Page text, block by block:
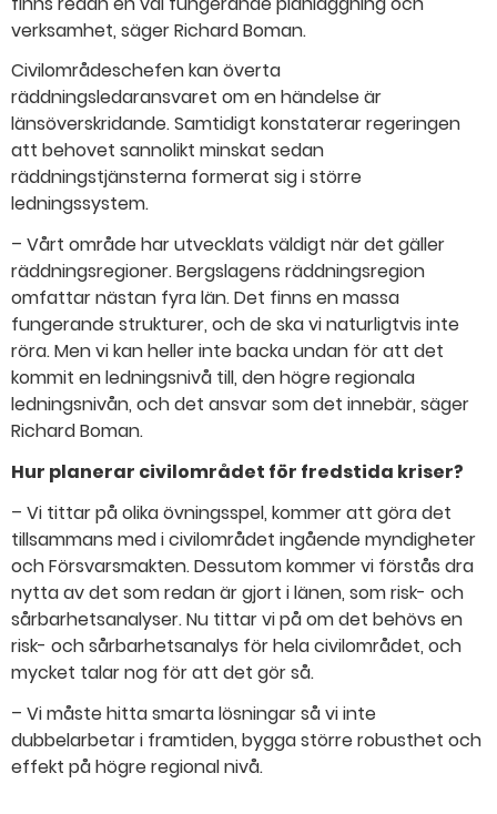
verksamhet, säger Richard Boman.
Civilområdeschefen kan överta
räddningsledaransvaret om en händelse är
länsöverskridande. Samtidigt konstaterar regeringen
att behovet sannolikt minskat sedan
räddningstjänsterna formerat sig i större
ledningssystem.
– Vårt område har utvecklats väldigt när det gäller
räddningsregioner. Bergslagens räddningsregion
omfattar nästan fyra län. Det finns en massa
fungerande strukturer, och de ska vi naturligtvis inte
röra. Men vi kan heller inte backa undan för att det
kommit en ledningsnivå till, den högre regionala
ledningsnivån, och det ansvar som det innebär, säger ​
Richard Boman.
Hur planerar civilområdet för fredstida kriser?
– Vi tittar på olika övningsspel, kommer att göra det
tillsammans med i civilområdet ingående myndigheter
och Försvarsmakten. Dessutom kommer vi förstås dra
nytta av det som redan är gjort i länen, som risk- och
sårbarhetsanalyser. Nu tittar vi på om det behövs en
risk- och sårbarhetsanalys för hela civilområdet, och
mycket talar nog för att det gör så.
– Vi måste hitta smarta lösningar så vi inte
dubbelarbetar i framtiden, bygga större robusthet och
effekt på högre regional nivå.